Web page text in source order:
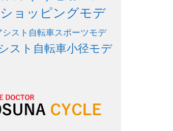
ョッピングモデ
シスト自転車スポーツモデ
スト自転車小径モデ